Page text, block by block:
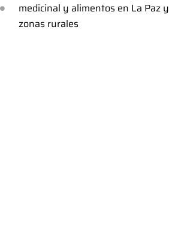
medicinal y alimentos en La Paz y
zonas rurales